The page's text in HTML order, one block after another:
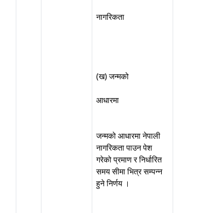
नागरिकता
(ख) जन्मको
आधारमा
जन्मको आधारमा नेपाली
नागरिकता पाउन पेश
गरेको प्रमाण र निर्धारित
समय सीमा भित्र सम्पन्न
हुने निर्णय ।